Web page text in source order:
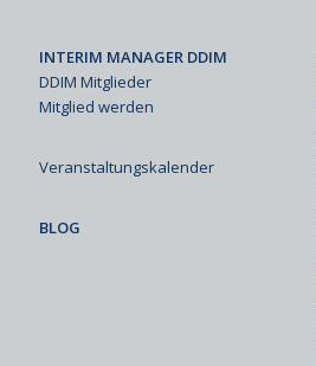
INTERIM MANAGER DDIM
DDIM Mitglieder
Mitglied werden
Veranstaltungskalender
BLOG